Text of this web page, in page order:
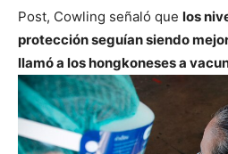
Post, Cowling señaló que los
protección seguían siendo
llamó a los hongkoneses a